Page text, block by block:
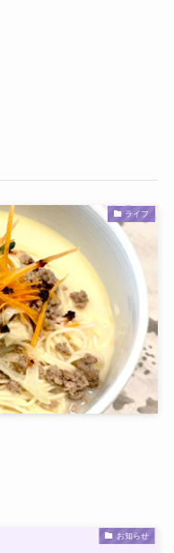
ライフ
お知らせ